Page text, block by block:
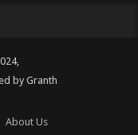
by Granth
About Us